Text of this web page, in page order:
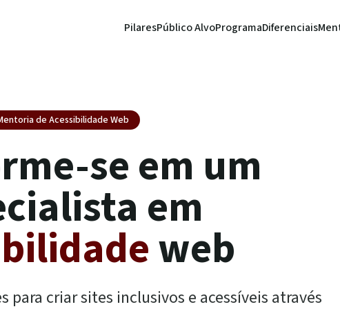
PilaresPúblico AlvoProgramaDiferenciais
de Acessibilidade Web
se em um
em
web
para criar sites inclusivos e acessíveis através